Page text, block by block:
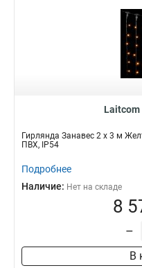
Laitcom
Гирлянда Занавес 2 x 3 м
ПВХ, IP54
Подробнее
Наличие: Нет на складе
8
–
В